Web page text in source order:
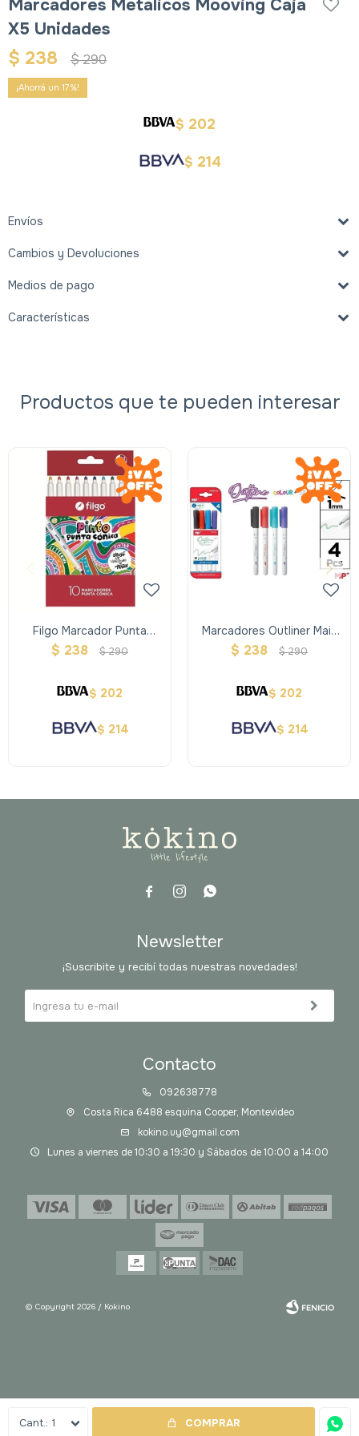
Marcadores Metalicos Mooving Caja
X5 Unidades
$ 238 $290
17
$ 202
$ 214
1 COMPRAR
Envíos
Cambios y Devoluciones
Medios de pago
Características
Productos que te pueden interesar
Filgo Marcador Punta
Conica Pinto 2221 X10
$ 238 $290
$ 202
$ 214
Marcadores Outliner Main
Paper Colores Fuertes
$ 238 $290
$ 202
$ 214
  
Contacto
092638778
Costa Rica 6488 esquina Cooper, Montevideo
kokino.uy@gmail.com
Lunes a viernes de 10:30 a 19:30 y Sábados de 10:00 a 14:00
Newsletter
¡Suscribite y recibí todas nuestras novedades!
© Copyright 2026 / Kokino